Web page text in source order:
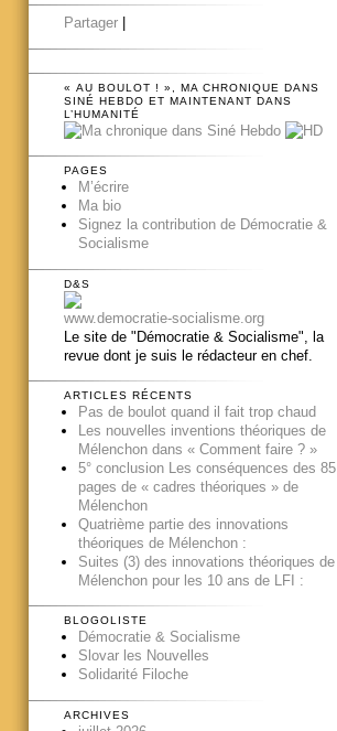
Partager
« AU BOULOT ! », MA CHRONIQUE DANS
SINÉ HEBDO ET MAINTENANT DANS
L’HUMANITÉ
PAGES
M’écrire
Ma bio
Signez la contribution de Démocratie &
Socialisme
D&S
www.democratie-socialisme.org
Le site de "Démocratie & Socialisme", la
revue dont je suis le rédacteur en chef.
ARTICLES RÉCENTS
Pas de boulot quand il fait trop chaud
Les nouvelles inventions théoriques de
Mélenchon dans « Comment faire ? »
5° conclusion Les conséquences des 85
pages de « cadres théoriques » de
Mélenchon
Quatrième partie des innovations
théoriques de Mélenchon :
Suites (3) des innovations théoriques de
Mélenchon pour les 10 ans de LFI :
BLOGOLISTE
Démocratie & Socialisme
Slovar les Nouvelles
Solidarité Filoche
ARCHIVES